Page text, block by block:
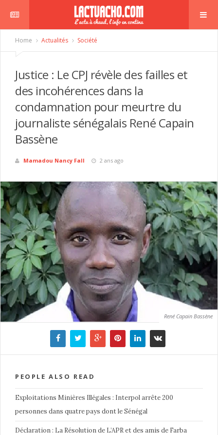
Home Actualités Société
Justice : Le CPJ révèle des failles et
des incohérences dans la
condamnation pour meurtre du
journaliste sénégalais René Capain
Bassène
Mamadou Nancy Fall 2 ans ago
René Capain Bassène
PEOPLE ALSO READ
Exploitations Minières Illégales : Interpol arrête 200
personnes dans quatre pays dont le Sénégal
Déclaration : La Résolution de L’APR et des amis de Farba